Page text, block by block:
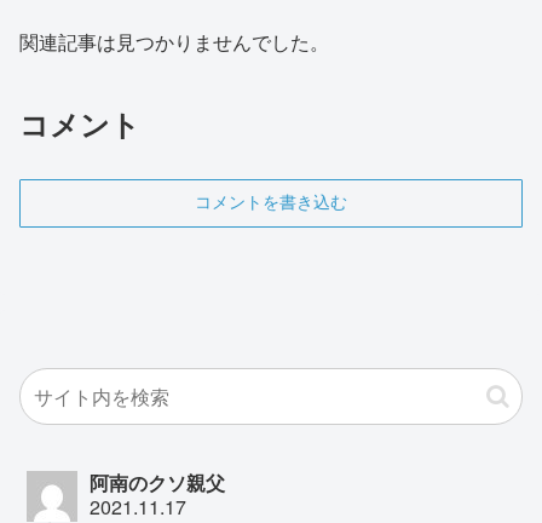
関連記事は見つかりませんでした。
コメント
コメントを書き込む
阿南のクソ親父
2021.11.17